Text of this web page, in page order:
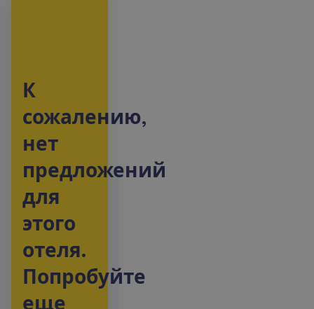
К
сожалению,
нет
предложений
для
этого
отеля.
Попробуйте
еще